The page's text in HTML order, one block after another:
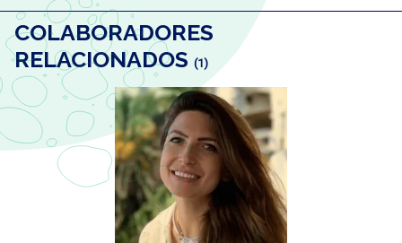
COLABORADORES
RELACIONADOS (1)